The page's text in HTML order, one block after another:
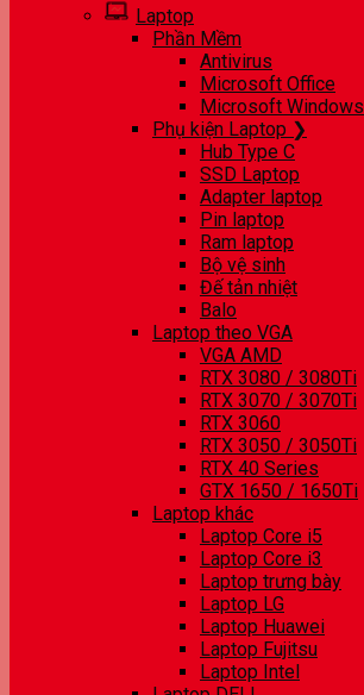
Laptop
Phần Mềm
Antivirus
Microsoft Office
Microsoft Windows
Phụ kiện Laptop ❯
Hub Type C
SSD Laptop
Adapter laptop
Pin laptop
Ram laptop
Bộ vệ sinh
Đế tản nhiệt
Balo
Laptop theo VGA
VGA AMD
RTX 3080 / 3080Ti
RTX 3070 / 3070Ti
RTX 3060
RTX 3050 / 3050Ti
RTX 40 Series
GTX 1650 / 1650Ti
Laptop khác
Laptop Core i5
Laptop Core i3
Laptop trưng bày
Laptop LG
Laptop Huawei
Laptop Fujitsu
Laptop Intel